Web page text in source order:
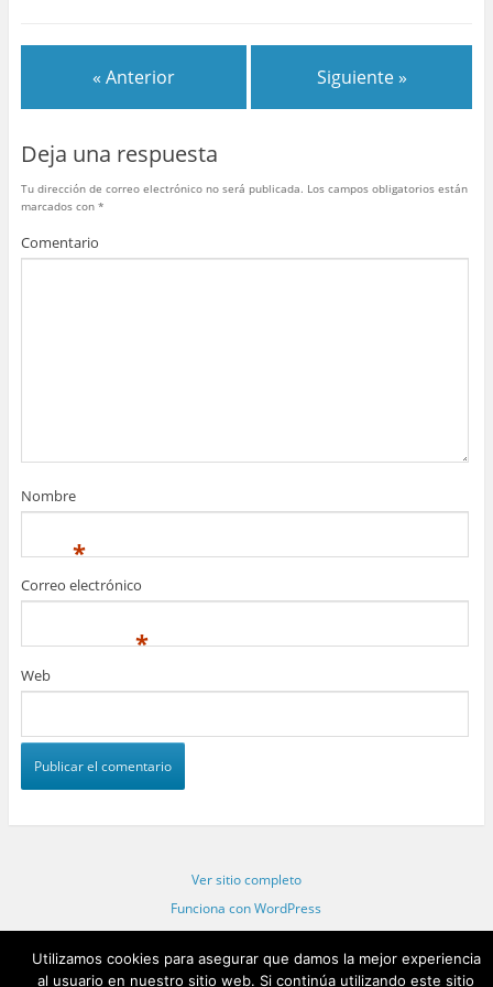
b
o
o
k
A
p
ar
tir
« Anterior Siguiente »
Deja una respuesta
Tu dirección de correo electrónico no será publicada. Los campos obligatorios están
marcados con *
Comentario
Nombre
*
Correo electrónico
*
Web
Ver sitio completo
Funciona con WordPress
Statcounter code invalid. Insert a fresh copy.
Utilizamos cookies para asegurar que damos la mejor experiencia
al usuario en nuestro sitio web. Si continúa utilizando este sitio